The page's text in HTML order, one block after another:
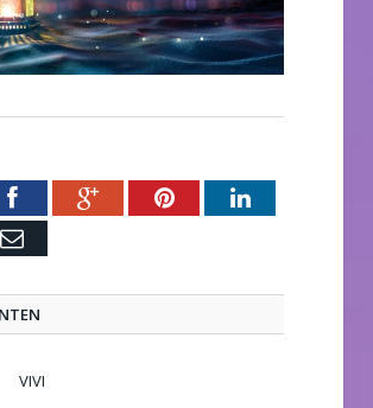
FacebookGoogle+PinterestLinkedIn
E-
VIVI